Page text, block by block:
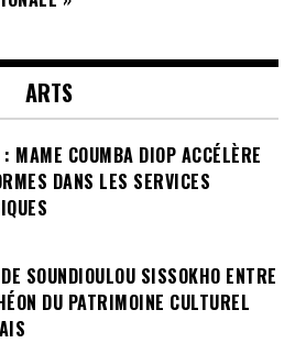
ARTS
MAME COUMBA DIOP ACCÉLÈRE
DANS LES SERVICES
SOUNDIOULOU SISSOKHO ENTRE
DU PATRIMOINE CULTUREL